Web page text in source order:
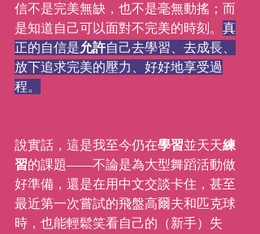
信不是完美無缺，也不是毫無動搖；而
是知道自己可以面對不完美的時刻。 真
正的自信是允許自己去學習、去成長、
放下追求完美的壓力、好好地享受過
程。
說實話，這是我至今仍在學習並天天練
習的課題——不論是為大型舞蹈活動做
好準備，還是在用中文交談卡住，甚至
最近第一次嘗試的飛盤高爾夫和匹克球
時，也能輕鬆笑看自己的（新手）失